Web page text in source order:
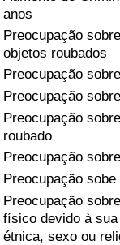
anos
Preocupação
objetos roubados
Preocupação
Preocupação
Preocupação
roubado
Preocupação
Preocupação
Preocupação
físico devido à
étnica, sexo ou
Saúde
Indicador de
Indicador de
Indicador de
Poluição
Indicador de